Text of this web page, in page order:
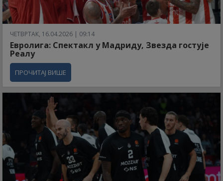
ЧЕТВРТАК, 16.04.2026 | 09:14
Евролига: Спектакл у Мадриду, Звезда гостује
Реалу
ПРОЧИТАЈ ВИШЕ